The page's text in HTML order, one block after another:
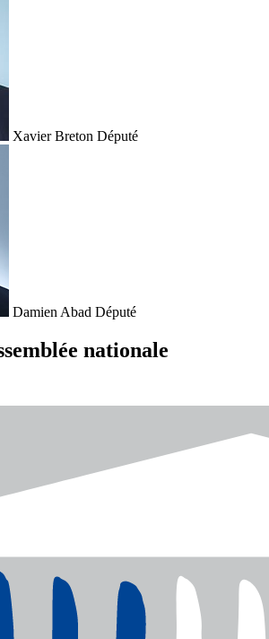
Xavier Breton Député
Damien Abad Député
nationale